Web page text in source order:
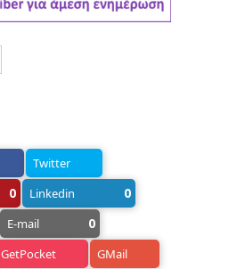
Twitter
0 Linkedin 0
E-mail 0
GetPocket GMail